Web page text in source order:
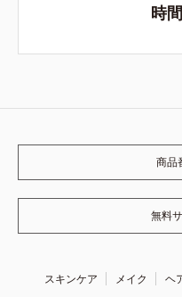
時
商品
無料
スキンケア メイク ヘ